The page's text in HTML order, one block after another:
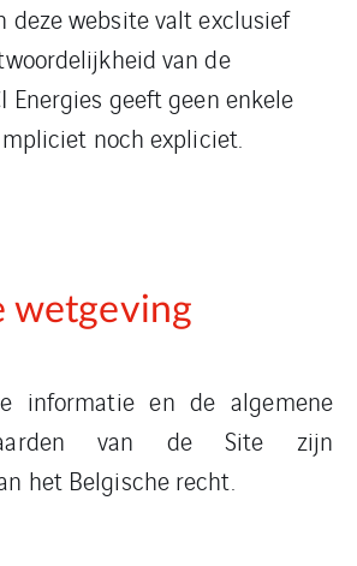
deze website valt exclusief
van de
Energies geeft geen enkele
noch expliciet.
wetgeving
informatie en de algemene
van de Site zijn
het Belgische recht.